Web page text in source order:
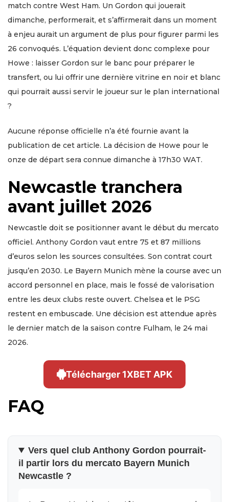
match contre West Ham. Un Gordon qui jouerait
dimanche, performerait, et s’affirmerait dans un moment
à enjeu aurait un argument de plus pour figurer parmi les
26 convoqués. L’équation devient donc complexe pour
Howe : laisser Gordon sur le banc pour préparer le
transfert, ou lui offrir une dernière vitrine en noir et blanc
qui pourrait aussi servir le joueur sur le plan international
?
Aucune réponse officielle n’a été fournie avant la
publication de cet article. La décision de Howe pour le
onze de départ sera connue dimanche à 17h30 WAT.
Newcastle tranchera
avant juillet 2026
Newcastle doit se positionner avant le début du mercato
officiel. Anthony Gordon vaut entre 75 et 87 millions
d’euros selon les sources consultées. Son contrat court
jusqu’en 2030. Le Bayern Munich mène la course avec un
accord personnel en place, mais le fossé de valorisation
entre les deux clubs reste ouvert. Chelsea et le PSG
restent en embuscade. Une décision est attendue après
le dernier match de la saison contre Fulham, le 24 mai
2026.
Télécharger 1XBET APK
FAQ
Vers quel club Anthony Gordon pourrait-
il partir lors du mercato Bayern Munich
Newcastle ?